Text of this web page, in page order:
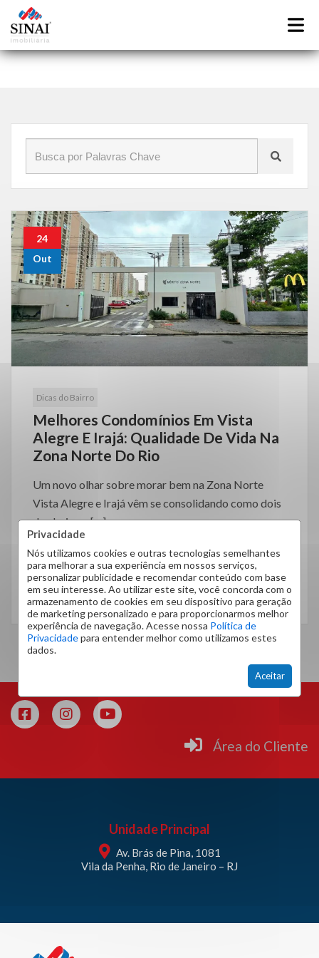
Início» Blog
Privacidade
Nós utilizamos cookies e outras tecnologias semelhantes
para melhorar a sua experiência em nossos serviços,
personalizar publicidade e recomendar conteúdo com base
em seu interesse. Ao utilizar este site, você concorda com o
armazenamento de cookies em seu dispositivo para geração
de marketing personalizado e para proporcionarmos melhor
experiência de navegação. Acesse nossa Política de
Privacidadepara entender melhor como utilizamos estes
dados.
Aceitar
24
Out
Dicas do Bairro
Melhores Condomínios Em Vista
Alegre E Irajá: Qualidade De Vida Na
Zona Norte Do Rio
Um novo olhar sobre morar bem na Zona Norte
Vista Alegre e Irajá vêm se consolidando como dois
dos bairros […]
LEIA MAIS
Área do Cliente
Unidade Principal
Av. Brás de Pina, 1081
Vila da Penha, Rio de Janeiro – RJ